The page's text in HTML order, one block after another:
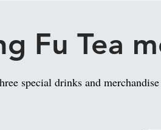
Fu Tea
special drinks and